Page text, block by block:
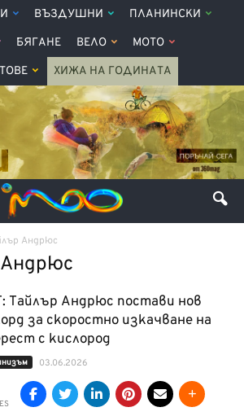
ВЪЗДУШНИ ПЛАНИНСКИ
БЯГАНЕ ВЕЛО МОТО
ХИЖА НА ГОДИНАТА
Андрюс
Тайлър Андрюс постави нов
за скоростно изкачване на
с кислород
03.06.2026